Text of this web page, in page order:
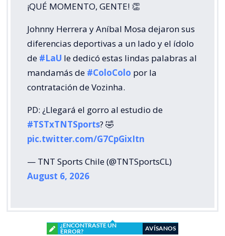
¡QUÉ MOMENTO, GENTE! 👏
Johnny Herrera y Aníbal Mosa dejaron sus
diferencias deportivas a un lado y el ídolo
de #LaU le dedicó estas lindas palabras al
mandamás de #ColoColo por la
contratación de Vozinha.
PD: ¿Llegará el gorro al estudio de
#TSTxTNTSports? 🤣
pic.twitter.com/G7CpGixItn
— TNT Sports Chile (@TNTSportsCL)
August 6, 2026
¿ENCONTRASTE UN
ERROR?
AVÍSANOS